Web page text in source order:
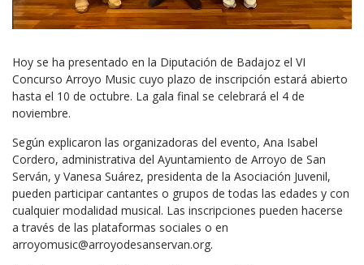
Hoy se ha presentado en la Diputación de Badajoz el VI
Concurso Arroyo Music cuyo plazo de inscripción estará abierto
hasta el 10 de octubre. La gala final se celebrará el 4 de
noviembre.
Según explicaron las organizadoras del evento, Ana Isabel
Cordero, administrativa del Ayuntamiento de Arroyo de San
Serván, y Vanesa Suárez, presidenta de la Asociación Juvenil,
pueden participar cantantes o grupos de todas las edades y con
cualquier modalidad musical. Las inscripciones pueden hacerse
a través de las plataformas sociales o en
arroyomusic@arroyodesanservan.org.